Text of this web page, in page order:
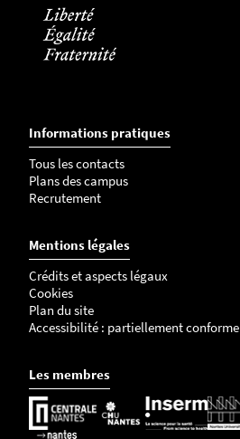
Informations pratiques
Tous les contacts
Plans des campus
Recrutement
Mentions légales
Crédits et aspects légaux
Cookies
Plan du site
Accessibilité : partiellement conforme
Les membres